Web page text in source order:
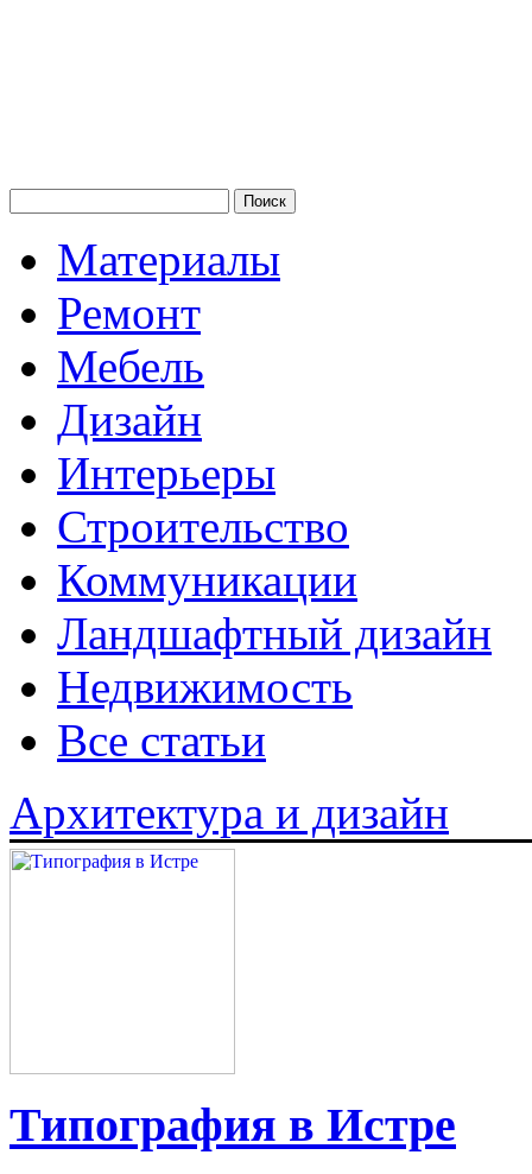
Материалы
Ремонт
Мебель
Дизайн
Интерьеры
Строительство
Коммуникации
Ландшафтный дизайн
Недвижимость
Все статьи
Архитектура и дизайн
Типография в Истре